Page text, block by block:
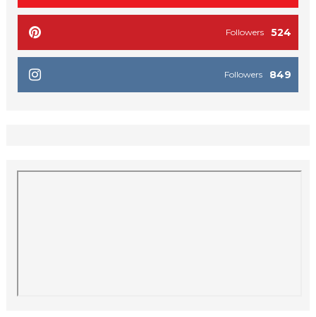
524
Followers
849
Followers